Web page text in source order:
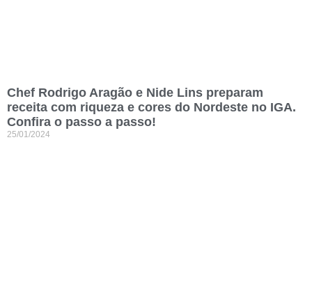
Chef Rodrigo Aragão e Nide Lins preparam
receita com riqueza e cores do Nordeste no IGA.
Confira o passo a passo!
25/01/2024